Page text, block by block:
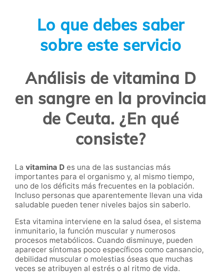
Lo que debes saber
sobre este servicio
Análisis de vitamina D
en sangre en la provincia
de Ceuta. ¿En qué
consiste?
La vitamina D es una de las sustancias más
importantes para el organismo y, al mismo tiempo,
uno de los déficits más frecuentes en la población.
Incluso personas que aparentemente llevan una vida
saludable pueden tener niveles bajos sin saberlo.
Esta vitamina interviene en la salud ósea, el sistema
inmunitario, la función muscular y numerosos
procesos metabólicos. Cuando disminuye, pueden
aparecer síntomas poco específicos como cansancio,
debilidad muscular o molestias óseas que muchas
veces se atribuyen al estrés o al ritmo de vida.